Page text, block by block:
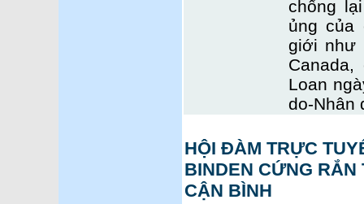
chống
ủng của
giới như
Loan
do-Nhân
HỘI ĐÀM TRỰC
BINDEN CỨNG
CẬN BÌNH